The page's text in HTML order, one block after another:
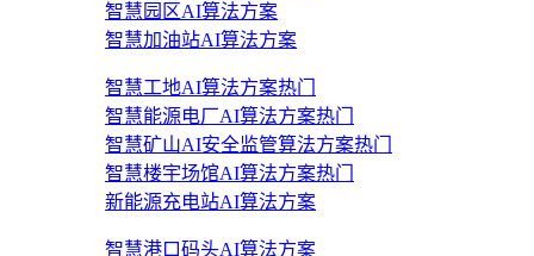
智慧园区AI算法方案
智慧加油站AI算法方案
智慧工地AI算法方案热门
智慧能源电厂AI算法方案热门
智慧矿山AI安全监管算法方案热门
智慧楼宇场馆AI算法方案热门
新能源充电站AI算法方案
智慧港口码头AI算法方案